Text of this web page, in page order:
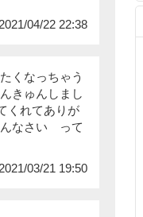
2021/04/22 22:38
くなっちゃう
きゅんしまし
くれてありが
んなさい って
2021/03/21 19:50